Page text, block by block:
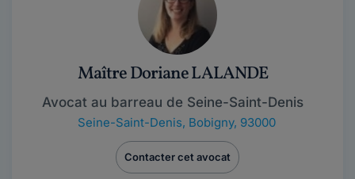
Maître Doriane LALANDE
Avocat au barreau de Seine-Saint-Denis
Seine-Saint-Denis, Bobigny, 93000
Contacter cet avocat